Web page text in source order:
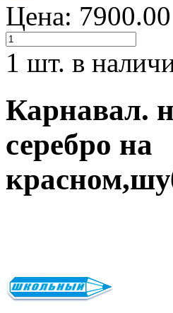
Цена:
1 шт. в
Карнавал.
серебро на